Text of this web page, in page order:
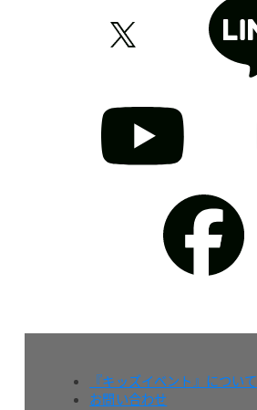
『キッズイベント』について
お問い合わせ